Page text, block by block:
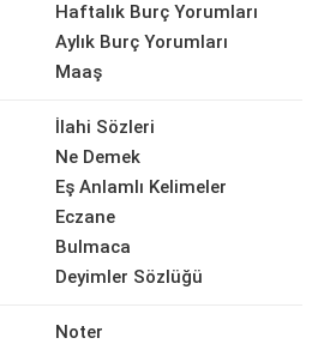
Haftalık Burç Yorumları
Aylık Burç Yorumları
Maaş
İlahi Sözleri
Ne Demek
Eş Anlamlı Kelimeler
Eczane
Bulmaca
Deyimler Sözlüğü
Noter